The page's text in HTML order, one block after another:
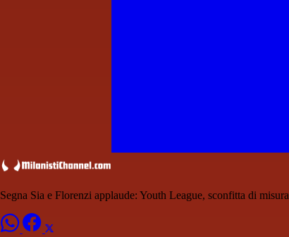
Segna Sia e Florenzi applaude: Youth League, sconfitta di misura